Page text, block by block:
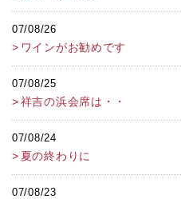
07/08/26
ワインがお勧めです
07/08/25
祥吉の浜会席は・・
07/08/24
夏の終わりに
07/08/23